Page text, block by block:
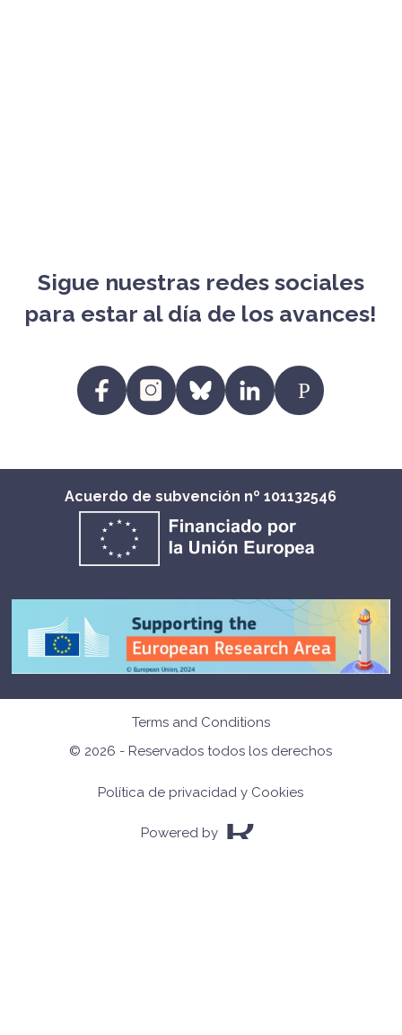
Sigue nuestras redes sociales
para estar al día de los avances!
https://www.facebook.com/
id=61557720223250
https://www.instagram.com/
https://bsky.app/
eu.bsky.social
https://
eu/? https://
EU
Acuerdo de subvención nº 101132546
Terms and Conditions
© 2026 - Reservados todos los derechos
Política de privacidad y Cookies
Powered by